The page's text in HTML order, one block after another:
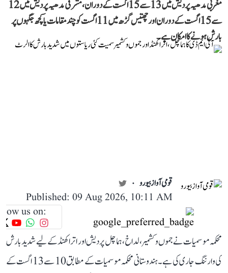
مغربی مدھیہ پردیش میں 13 سے 15 اگست کے دوران، مشرقی مدھیہ پردیش میں 12
سے 15 اگست کے دوران اور چھتیس گڑھ میں 11 اگست کو چند مقامات یا کچھ جگہوں پر
بارش ہونے کا امکان ہے۔
قومی آواز بیورو
Published: 09 Aug 2026, 10:11 AM
us on:
محکمہ موسمیات نے جموں و کشمیر، لداخ، ہماچل پردیش اور اتراکھنڈ کے لیے شدید بارش
کی وارننگ جاری کی ہے۔ ہندوستانی محکمہ موسمیات کے مطابق 10 سے 13 اگست کے